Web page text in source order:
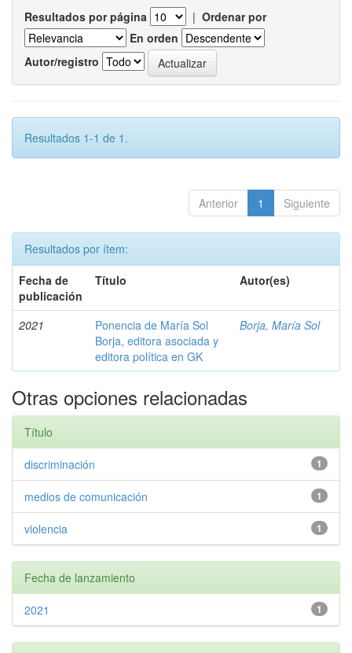
Resultados por página | Ordenar por
En orden
Autor/registro
Resultados 1-1 de 1.
Anterior 1 Siguiente
Resultados por ítem:
Fecha de
publicación
Título Autor(es)
2021
Ponencia de María Sol
Borja, editora asociada y
editora política en GK
Borja, María Sol
Otras opciones relacionadas
Título
1
discriminación
1
medios de comunicación
1
violencia
Fecha de lanzamiento
1
2021